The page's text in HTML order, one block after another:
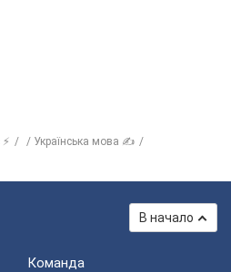
Українська мова ✍
В начало
Команда